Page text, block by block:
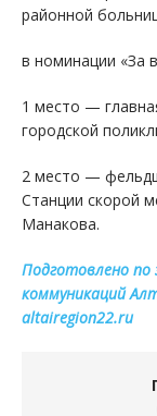
районной
в номинации «За
1 место —
городской
2 место —
Станции скорой
Манакова.
Подготовлено по
коммуникаций
altairegion22.ru